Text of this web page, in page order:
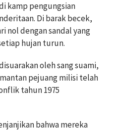
kamp pengungsian
Di barak becek,
nol dengan sandal yang
hujan turun.
oleh sang suami,
pejuang milisi telah
tahun 1975
bahwa mereka